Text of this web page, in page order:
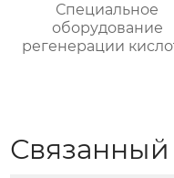
Специальное
оборудование
регенерации
Связанный